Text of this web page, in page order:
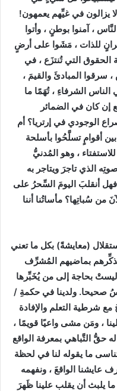
يزالون في غيِّهم يعمهون!
، آمنوا بوطنٍ ، وأتوا
للذات ، مَشَوا على أرضٍ
الحقوق التي تُنتزَع ، في
المبادئَ والقيمَ ،
الشرفاءِ ، تُهَمًا ما
إن كان في الضمائر
الوجودي في إرتريا؟ أم
أقوامٍ تسلَّحُوا بأسلحة
، وهو المُدنيُّ
الذي تاجرَ ويتاجر به
أنقلبَ اليومَ السِّحرُ على
سُباتِها؟ مأساتُنا أننا
(معايشةً) بكل ما تعني
بماضيهم المُشرِّف
بحاجة إلى من يُخَبِّرها
صحيحا. ولدينا في حكمةِ /
مع شرطية التعلم والإفادة
، ومَن مشى واعيًا قويمًا ،
حقُّ التَّباهي بمعرفة الواقع
ما يقوله لنا في لحظة
عايشنا الواقعَ ، ونفهمه
يلبث أن يقلب علينا ظَهرَ